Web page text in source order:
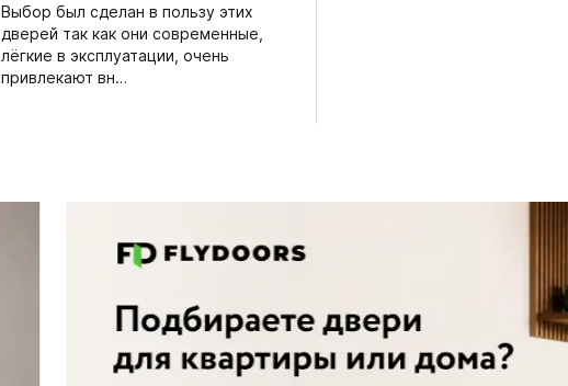
Выбор был сделан в пользу этих
дверей так как они современные,
лёгкие в эксплуатации, очень
привлекают вн…